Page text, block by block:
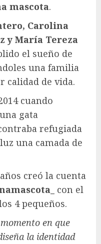
mascota.
Carolina
y María Tereza
el sueño de
una familia
calidad de vida.
cuando
gata
refugiada
una camada de
creó la cuenta
con el
4 pequeños.
en que
la identidad